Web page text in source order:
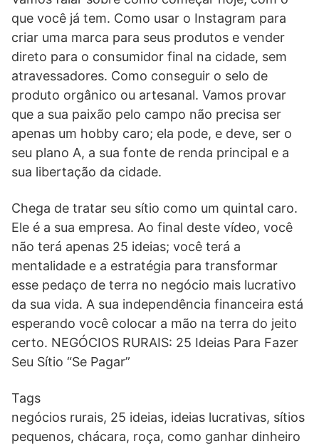
que você já tem. Como usar o Instagram para
criar uma marca para seus produtos e vender
direto para o consumidor final na cidade, sem
atravessadores. Como conseguir o selo de
produto orgânico ou artesanal. Vamos provar
que a sua paixão pelo campo não precisa ser
apenas um hobby caro; ela pode, e deve, ser o
seu plano A, a sua fonte de renda principal e a
sua libertação da cidade.
Chega de tratar seu sítio como um quintal caro.
Ele é a sua empresa. Ao final deste vídeo, você
não terá apenas 25 ideias; você terá a
mentalidade e a estratégia para transformar
esse pedaço de terra no negócio mais lucrativo
da sua vida. A sua independência financeira está
esperando você colocar a mão na terra do jeito
certo. NEGÓCIOS RURAIS: 25 Ideias Para Fazer
Seu Sítio “Se Pagar”
Tags
negócios rurais, 25 ideias, ideias lucrativas, sítios
pequenos, chácara, roça, como ganhar dinheiro